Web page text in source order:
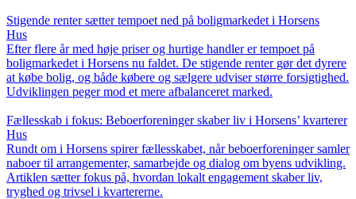
Stigende renter sætter tempoet ned på boligmarkedet i Horsens
Hus
Efter flere år med høje priser og hurtige handler er tempoet på
boligmarkedet i Horsens nu faldet. De stigende renter gør det dyrere
at købe bolig, og både købere og sælgere udviser større forsigtighed.
Udviklingen peger mod et mere afbalanceret marked.
Fællesskab i fokus: Beboerforeninger skaber liv i Horsens’ kvarterer
Hus
Rundt om i Horsens spirer fællesskabet, når beboerforeninger samler
naboer til arrangementer, samarbejde og dialog om byens udvikling.
Artiklen sætter fokus på, hvordan lokalt engagement skaber liv,
tryghed og trivsel i kvartererne.